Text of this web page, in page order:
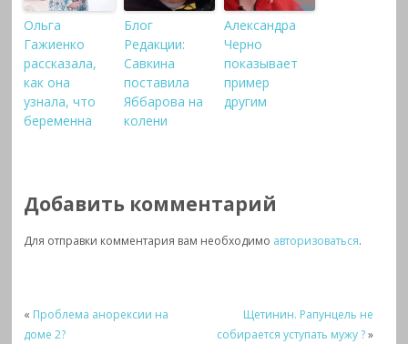
Ольга
Гажиенко
рассказала,
как она
узнала, что
беременна
Блог
Редакции:
Савкина
поставила
Яббарова на
колени
Александра
Черно
показывает
пример
другим
Добавить комментарий
Для отправки комментария вам необходимо авторизоваться.
« Проблема анорексии на
доме 2?
Щетинин. Рапунцель не
собирается уступать мужу ?»